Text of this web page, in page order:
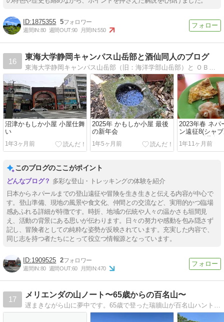
1875355 5
週間IN:80 週間OUT:90 月間IN:550
16
東海大学静岡キャンパス山岳部と酒仙同人のブログ
沼津かもしか小屋 小屋仕舞
い
1年3ヶ月前
2025年 かもしか小屋 最後
の新年会
1年5ヶ月前
2023年春 ネパ
ン遠征8(シャ
トマンズ滞在
1年11ヶ月前
このブログのここがポイント
多彩な登山・トレッキングの体験を紹介
日本からネパールまでの登山遠征や冒険を生き生きと伝える内容が中心で
す。登山準備、現地の風景や食文化、仲間との交流など、実用的かつ臨場
感あふれる詳細が特徴です。時折、地域の伝統や人々の温かさも垣間見
え、活動の背景にある思いが伝わります。日々の努力や感動を包み隠さず
記し、冒険者としての純粋な姿勢が反映されています。充実した内容で、
同じ志を持つ者たちにとって役立つ情報源となっています。
1909525 2
週間IN:80 週間OUT:60 月間IN:470
17
メリエンダの山ノート〜65歳からの百名山〜
遅まきながら山に夢中です。65歳で登った瑞牆山が百名山ハントの目覚め。73歳にしてようやく最難関の劔・水晶岳・幌尻に登頂、99座（阿蘇山高岳未踏）に。近場の緩い山々とともに二百・三百名山にも登り始めました。